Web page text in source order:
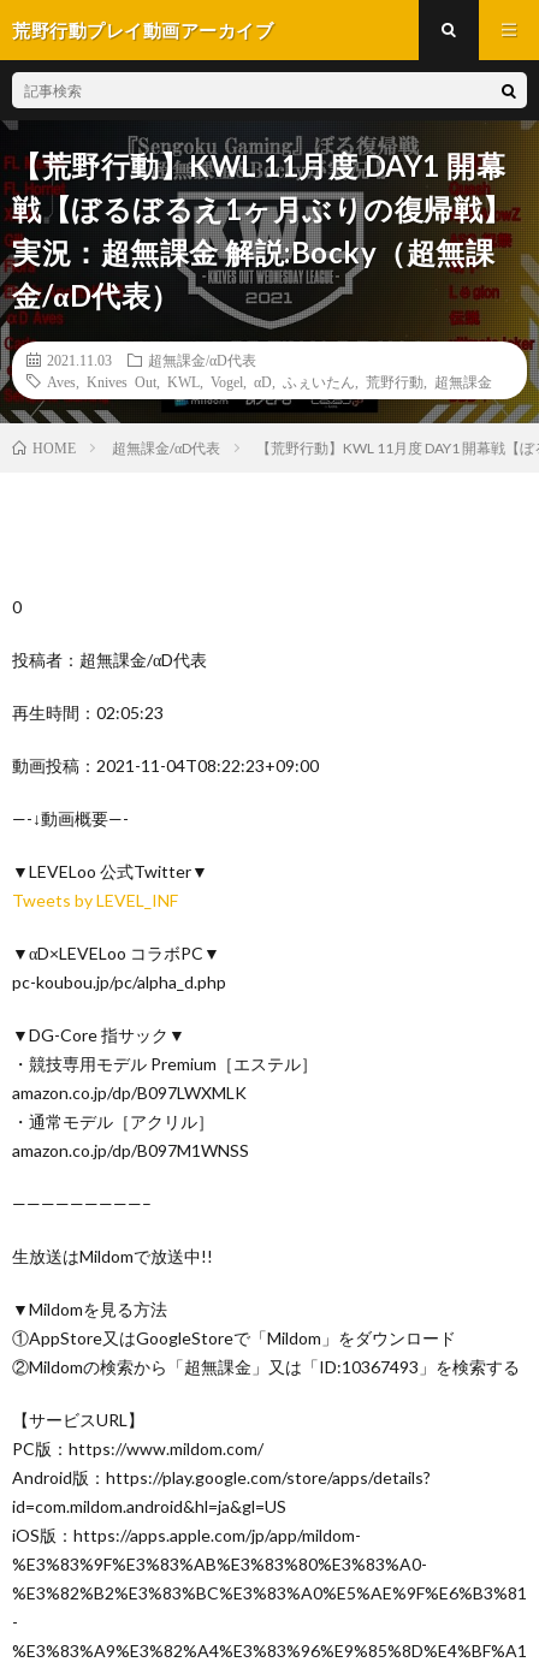
荒野行動プレイ動画アーカイブ
【荒野行動】KWL 11月度 DAY1 開幕
戦【ぼるぼるえ1ヶ月ぶりの復帰戦】
実況：超無課金 解説:Bocky（超無課
金/αD代表）
2021.11.03
超無課金/αD代表
Aves
Knives Out KWL Vogel αD ふぇいたん 荒野行動 超無課金
HOME 超無課金/αD代表 【荒野行動】KWL 11月度 DAY1 開幕戦【
0
投稿者：超無課金/αD代表
再生時間：02:05:23
動画投稿：2021-11-04T08:22:23+09:00
—-↓動画概要—-
▼LEVELoo 公式Twitter▼
Tweets by LEVEL_INF
▼αD×LEVELoo コラボPC▼
pc-koubou.jp/pc/alpha_d.php
▼DG-Core 指サック▼
・競技専用モデル Premium［エステル］
amazon.co.jp/dp/B097LWXMLK
・通常モデル［アクリル］
amazon.co.jp/dp/B097M1WNSS
—————————–
生放送はMildomで放送中!!
▼Mildomを見る方法
①AppStore又はGoogleStoreで「Mildom」をダウンロード
②Mildomの検索から「超無課金」又は「ID:10367493」を検索する
【サービスURL】
PC版：https://www.mildom.com/
Android版：https://play.google.com/store/apps/details?
id=com.mildom.android&hl=ja&gl=US
iOS版：https://apps.apple.com/jp/app/mildom-
%E3%83%9F%E3%83%AB%E3%83%80%E3%83%A0-
%E3%82%B2%E3%83%BC%E3%83%A0%E5%AE%9F%E6%B3%81
-
%E3%83%A9%E3%82%A4%E3%83%96%E9%85%8D%E4%BF%A1